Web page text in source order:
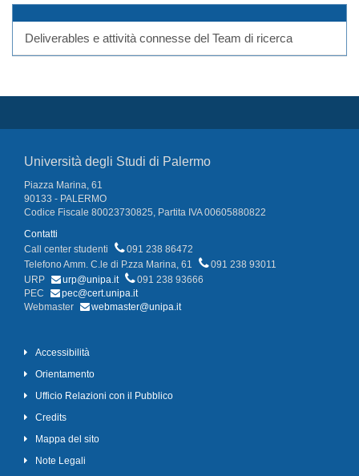
Deliverables e attività connesse del Team di ricerca
Università degli Studi di Palermo
Piazza Marina, 61
90133 - PALERMO
Codice Fiscale 80023730825, Partita IVA 00605880822
Contatti
Call center studenti
091 238 86472
Telefono Amm. C.le di P.zza Marina, 61
091 238 93011
URP
urp@unipa.it
091 238 93666
PEC
pec@cert.unipa.it
Webmaster
webmaster@unipa.it
Accessibilità
Orientamento
Ufficio Relazioni con il Pubblico
Credits
Mappa del sito
Note Legali